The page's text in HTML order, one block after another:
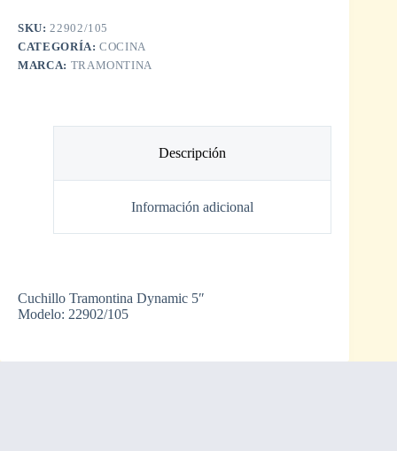
SKU:22902/105
CATEGORÍA:COCINA
MARCA: TRAMONTINA
Descripción
Información adicional
Cuchillo Tramontina Dynamic 5″
Modelo: 22902/105